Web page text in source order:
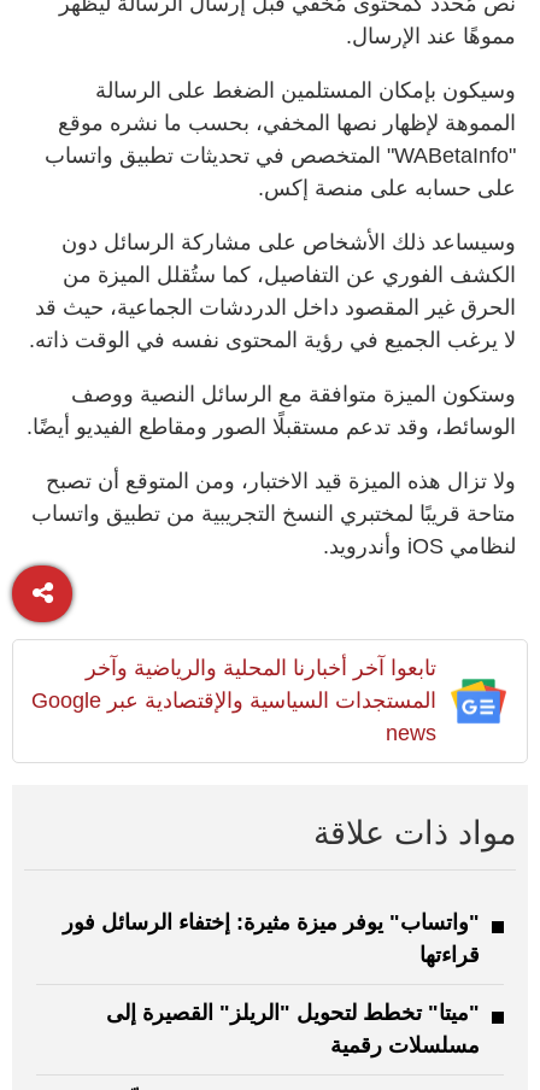
مموهًا عند الإرسال.
وسيكون بإمكان المستلمين الضغط على الرسالة
المموهة لإظهار نصها المخفي، بحسب ما نشره موقع
"WABetaInfo" المتخصص في تحديثات تطبيق واتساب
على حسابه على منصة إكس.
وسيساعد ذلك الأشخاص على مشاركة الرسائل دون
الكشف الفوري عن التفاصيل، كما ستُقلل الميزة من
الحرق غير المقصود داخل الدردشات الجماعية، حيث قد
لا يرغب الجميع في رؤية المحتوى نفسه في الوقت ذاته.
وستكون الميزة متوافقة مع الرسائل النصية ووصف
الوسائط، وقد تدعم مستقبلًا الصور ومقاطع الفيديو أيضًا.
ولا تزال هذه الميزة قيد الاختبار، ومن المتوقع أن تصبح
متاحة قريبًا لمختبري النسخ التجريبية من تطبيق واتساب
لنظامي iOS وأندرويد.
تابعوا آخر أخبارنا المحلية والرياضية وآخر
المستجدات السياسية والإقتصادية عبر Google
news
مواد ذات علاقة
"واتساب" يوفر ميزة مثيرة: إختفاء الرسائل فور
قراءتها
"ميتا" تخطط لتحويل "الريلز" القصيرة إلى
مسلسلات رقمية